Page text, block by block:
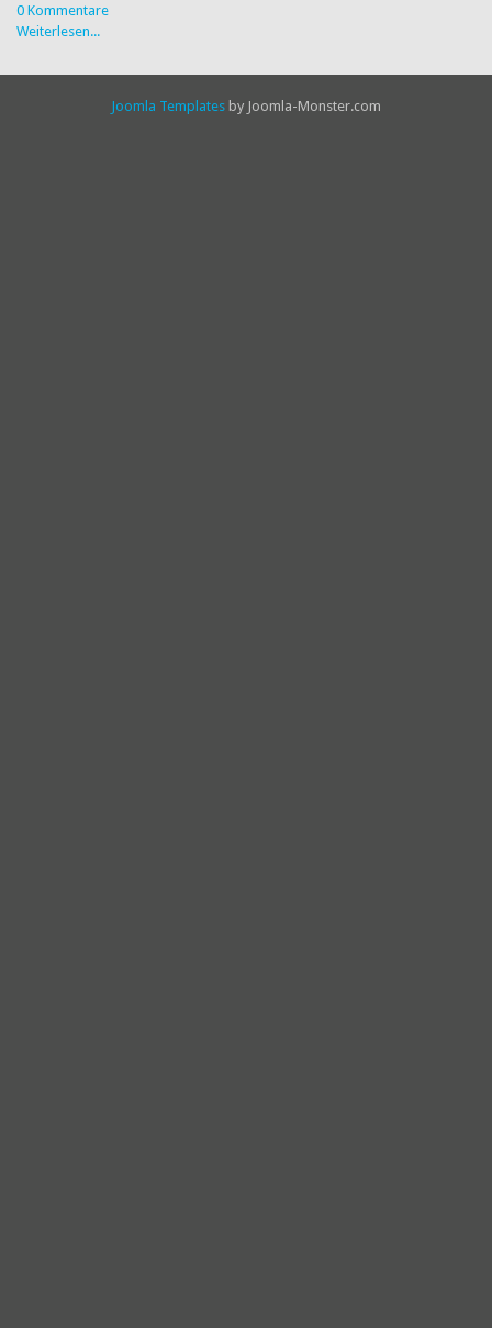
0 Kommentare
Weiterlesen...
Joomla Templates by Joomla-Monster.com